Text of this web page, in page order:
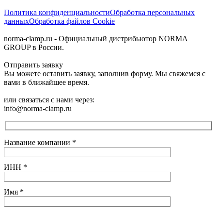
Политика конфиденциальностиОбработка персональных
данныхОбработка файлов Cookie
norma-clamp.ru - Официальный дистрибьютор NORMA
GROUP в России.
Отправить заявку
Вы можете оставить заявку, заполнив форму. Мы свяжемся с
вами в ближайшее время.
или связаться с нами через:
info@norma-clamp.ru
Название компании *
ИНН *
Имя *